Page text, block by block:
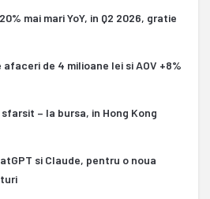
mai mari YoY, in Q2 2026, gratie
de 4 milioane lei si AOV +8%
– la bursa, in Hong Kong
si Claude, pentru o noua